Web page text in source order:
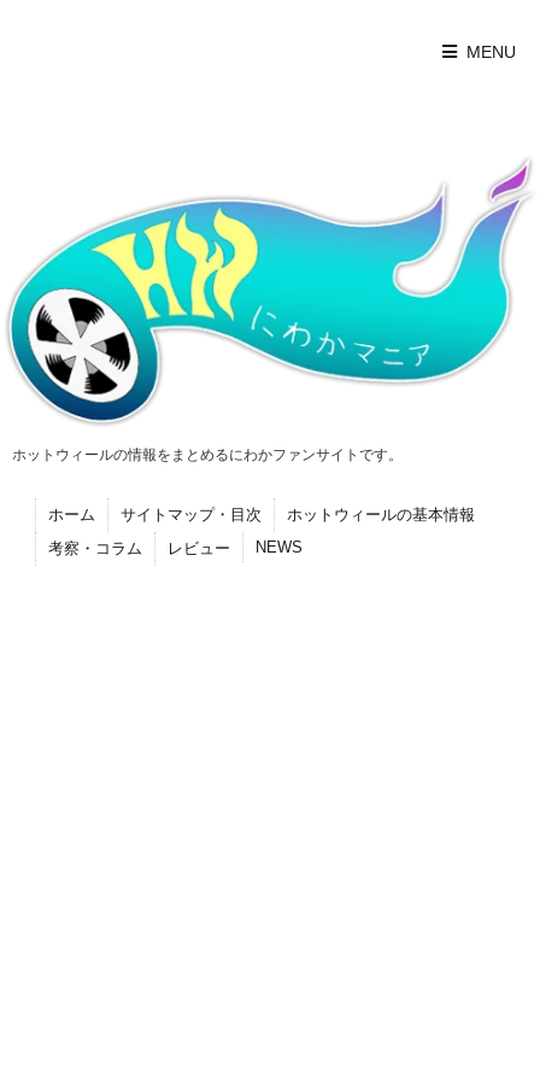
MENU
ホットウィールの情報をまとめるにわかファンサイトです。
ホーム サイトマップ・目次
ホットウィールの基本情報
考察・コラム
レビュー NEWS